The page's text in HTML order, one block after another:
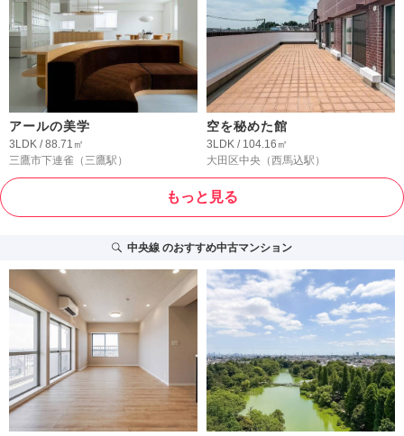
アールの美学
3LDK / 88.71㎡
三鷹市下連雀 （三鷹駅）
空を秘めた館
3LDK / 104.16㎡
大田区中央 （西馬込駅）
もっと見る
中央線のおすすめ中古マンション